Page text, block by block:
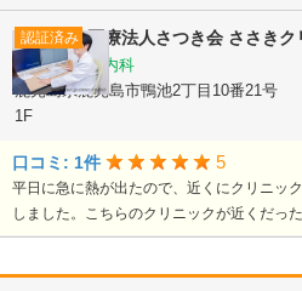
認証済み 医療法人さつき会 ささきク
内科, 循環器内科
鹿児島県鹿児島市鴨池2丁目10番21号
1F
口コミ: 1件 5
平日に急に熱が出たので、近くにクリニッ
しました。こちらのクリニックが近くだっ